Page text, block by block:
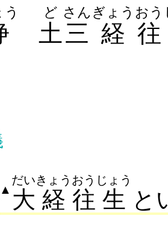
う
土
ど
三
さん
経
ぎょう
往
おう
▲ 大
だい
経
きょう
往
おう
生
じょう
と